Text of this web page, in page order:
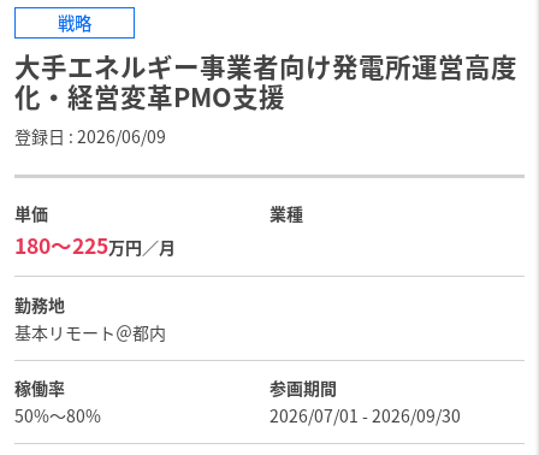
戦略
大手エネルギー事業者向け発電所運営高度
化・経営変革PMO支援
登録日 2026/06/09
単価
180〜225万円／月
業種
勤務地
基本リモート＠都内
稼働率
50%〜80%
参画期間
2026/07/01 - 2026/09/30